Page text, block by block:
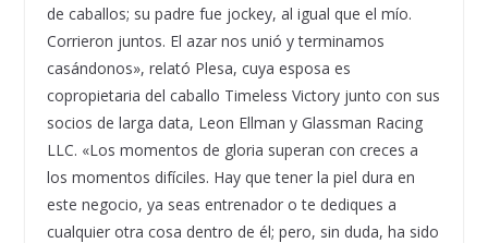
de caballos; su padre fue jockey, al igual que el mío.
Corrieron juntos. El azar nos unió y terminamos
casándonos», relató Plesa, cuya esposa es
copropietaria del caballo Timeless Victory junto con sus
socios de larga data, Leon Ellman y Glassman Racing
LLC. «Los momentos de gloria superan con creces a
los momentos difíciles. Hay que tener la piel dura en
este negocio, ya seas entrenador o te dediques a
cualquier otra cosa dentro de él; pero, sin duda, ha sido